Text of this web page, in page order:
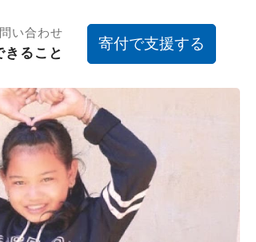
い合わせ
きること
寄付で支援する